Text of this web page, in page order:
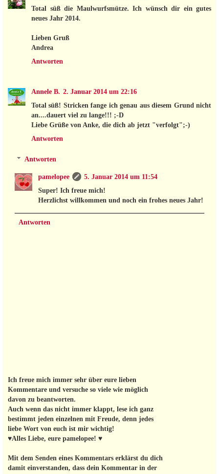
Total süß die Maulwurfsmütze. Ich wünsch dir ein gutes
neues Jahr 2014.
Lieben Gruß
Andrea
Antworten
Annele B. 2. Januar 2014 um 22:16
Total süß! Stricken fange ich genau aus diesem Grund nicht
an....dauert viel zu lange!!! ;-D
Liebe Grüße von Anke, die dich ab jetzt "verfolgt";-)
Antworten
Antworten
pamelopee
5. Januar 2014 um 11:54
Super! Ich freue mich!
Herzlichst willkommen und noch ein frohes neues Jahr!
Antworten
Ich freue mich immer sehr über eure lieben
Kommentare und versuche so viele wie möglich
davon zu beantworten.
Auch wenn das nicht immer klappt, lese ich ganz
bestimmt jeden einzelnen mit Freude, denn jedes
liebe Wort von euch ist mir wichtig!
♥Alles Liebe, eure pamelopee! ♥
Mit dem Senden eines Kommentars erklärst du dich
damit einverstanden, dass dein Kommentar in der